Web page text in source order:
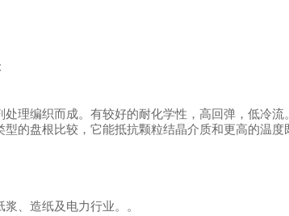
理编织而成。有较好的耐化学性，高回弹，低冷
的盘根比较，它能抵抗颗粒结晶介质和更高的温
、造纸及电力行业。。